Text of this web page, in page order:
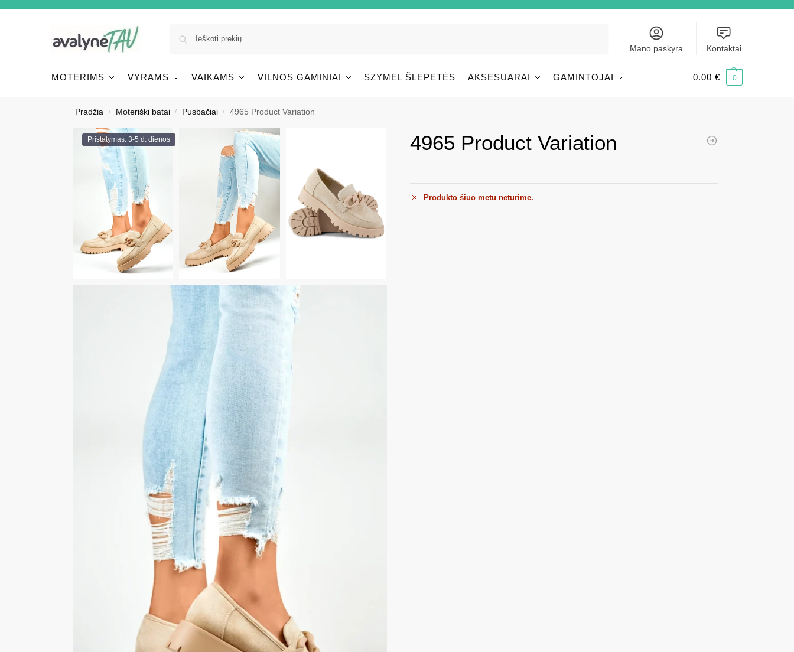
Mano paskyra Kontaktai
MOTERIMS VYRAMS VAIKAMS VILNOS GAMINIAI SZYMEL ŠLEPETĖS AKSESUARAI GAMINTOJAI 0.00 € 0
Pradžia / Moteriški batai / Pusbačiai / 4965 Product Variation
Pristatymas: 3-5 d. dienos 4965 Product Variation
Produkto šiuo metu neturime.